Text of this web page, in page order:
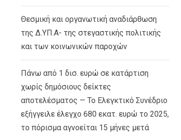
Θεσμική και οργανωτική αναδιάρθωση
της Δ.ΥΠ.Α- της στεγαστικής πολιτικής
και των κοινωνικών παροχών
Πάνω από 1 δισ. ευρώ σε κατάρτιση
χωρίς δημόσιους δείκτες
αποτελέσματος — Το Ελεγκτικό Συνέδριο
εξήγγειλε έλεγχο 680 εκατ. ευρώ το 2025,
το πόρισμα αγνοείται 15 μήνες μετά